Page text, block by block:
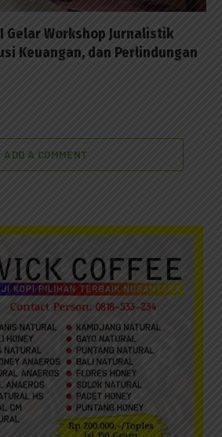
Gelar Workshop Jurnalistik
Keuangan, dan Perlindungan
ADD A COMMENT